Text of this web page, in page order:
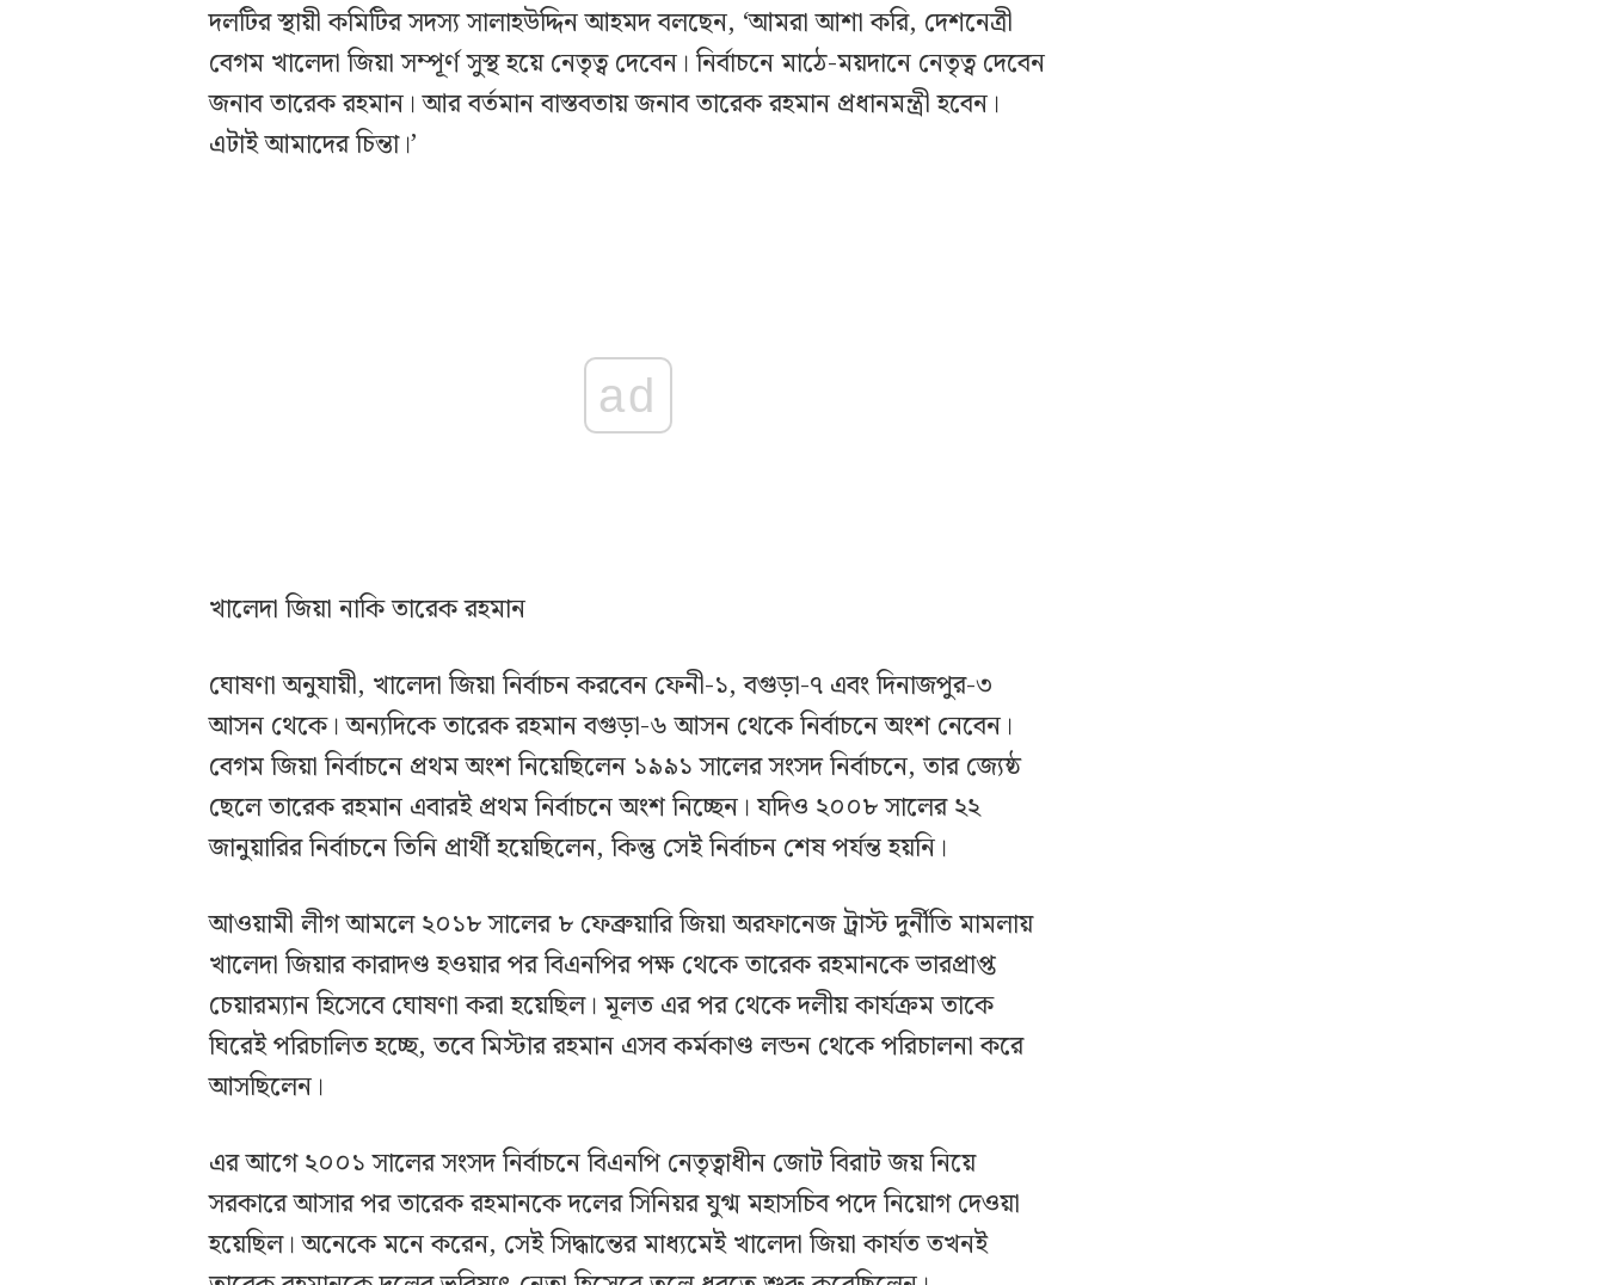
দলটির স্থায়ী কমিটির সদস্য সালাহউদ্দিন আহমদ বলছেন, ‘আমরা আশা করি, দেশনেত্রী
বেগম খালেদা জিয়া সম্পূর্ণ সুস্থ হয়ে নেতৃত্ব দেবেন। নির্বাচনে মাঠে-ময়দানে নেতৃত্ব দেবেন
জনাব তারেক রহমান। আর বর্তমান বাস্তবতায় জনাব তারেক রহমান প্রধানমন্ত্রী হবেন।
এটাই আমাদের চিন্তা।’
ad
খালেদা জিয়া নাকি তারেক রহমান
ঘোষণা অনুযায়ী, খালেদা জিয়া নির্বাচন করবেন ফেনী-১, বগুড়া-৭ এবং দিনাজপুর-৩
আসন থেকে। অন্যদিকে তারেক রহমান বগুড়া-৬ আসন থেকে নির্বাচনে অংশ নেবেন।
বেগম জিয়া নির্বাচনে প্রথম অংশ নিয়েছিলেন ১৯৯১ সালের সংসদ নির্বাচনে, তার জ্যেষ্ঠ
ছেলে তারেক রহমান এবারই প্রথম নির্বাচনে অংশ নিচ্ছেন। যদিও ২০০৮ সালের ২২
জানুয়ারির নির্বাচনে তিনি প্রার্থী হয়েছিলেন, কিন্তু সেই নির্বাচন শেষ পর্যন্ত হয়নি।
আওয়ামী লীগ আমলে ২০১৮ সালের ৮ ফেব্রুয়ারি জিয়া অরফানেজ ট্রাস্ট দুর্নীতি মামলায়
খালেদা জিয়ার কারাদণ্ড হওয়ার পর বিএনপির পক্ষ থেকে তারেক রহমানকে ভারপ্রাপ্ত
চেয়ারম্যান হিসেবে ঘোষণা করা হয়েছিল। মূলত এর পর থেকে দলীয় কার্যক্রম তাকে
ঘিরেই পরিচালিত হচ্ছে, তবে মিস্টার রহমান এসব কর্মকাণ্ড লন্ডন থেকে পরিচালনা করে
আসছিলেন।
এর আগে ২০০১ সালের সংসদ নির্বাচনে বিএনপি নেতৃত্বাধীন জোট বিরাট জয় নিয়ে
সরকারে আসার পর তারেক রহমানকে দলের সিনিয়র যুগ্ম মহাসচিব পদে নিয়োগ দেওয়া
হয়েছিল। অনেকে মনে করেন, সেই সিদ্ধান্তের মাধ্যমেই খালেদা জিয়া কার্যত তখনই